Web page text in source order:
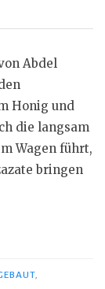
Abdel
Honig und
die langsam
Wagen führt,
bringen
,